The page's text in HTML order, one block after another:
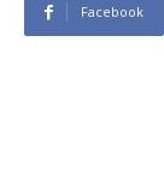
Facebook